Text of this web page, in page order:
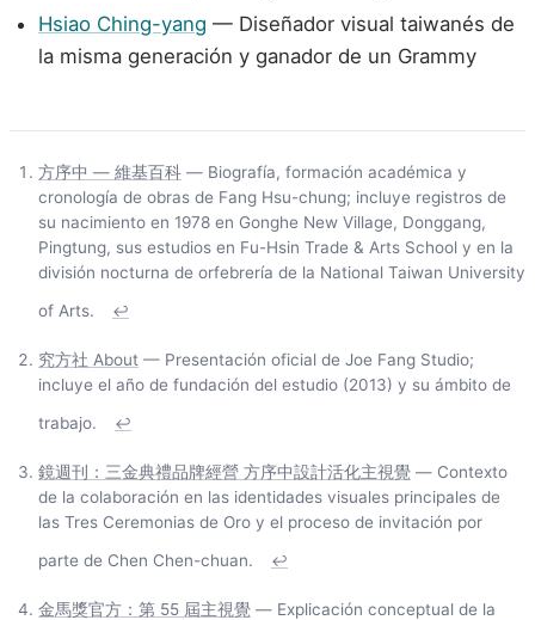
Hsiao Ching-yang — Diseñador visual taiwanés de
la misma generación y ganador de un Grammy
方序中 — 維基百科 — Biografía, formación académica y
cronología de obras de Fang Hsu-chung; incluye registros de
su nacimiento en 1978 en Gonghe New Village, Donggang,
Pingtung, sus estudios en Fu-Hsin Trade & Arts School y en la
división nocturna de orfebrería de la National Taiwan University
of Arts.
↩
究方社 About — Presentación oficial de Joe Fang Studio;
incluye el año de fundación del estudio (2013) y su ámbito de
trabajo.
↩
鏡週刊：三金典禮品牌經營 方序中設計活化主視覺 — Contexto
de la colaboración en las identidades visuales principales de
las Tres Ceremonias de Oro y el proceso de invitación por
parte de Chen Chen-chuan.
↩
金馬獎官方：第 55 屆主視覺 — Explicación conceptual de la